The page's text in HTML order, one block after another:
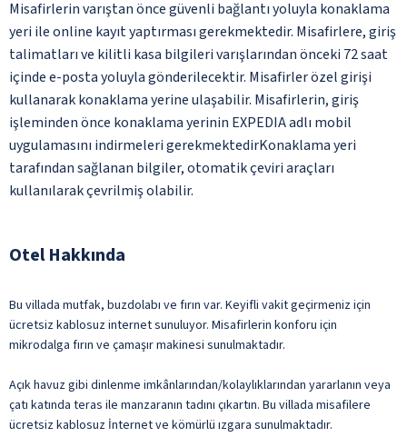
Misafirlerin varıştan önce güvenli bağlantı yoluyla konaklama
yeri ile online kayıt yaptırması gerekmektedir. Misafirlere, giriş
talimatları ve kilitli kasa bilgileri varışlarından önceki 72 saat
içinde e-posta yoluyla gönderilecektir. Misafirler özel girişi
kullanarak konaklama yerine ulaşabilir. Misafirlerin, giriş
işleminden önce konaklama yerinin EXPEDIA adlı mobil
uygulamasını indirmeleri gerekmektedirKonaklama yeri
tarafından sağlanan bilgiler, otomatik çeviri araçları
kullanılarak çevrilmiş olabilir.
Otel Hakkında
Bu villada mutfak, buzdolabı ve fırın var. Keyifli vakit geçirmeniz için
ücretsiz kablosuz internet sunuluyor. Misafirlerin konforu için
mikrodalga fırın ve çamaşır makinesi sunulmaktadır.
Açık havuz gibi dinlenme imkânlarından/kolaylıklarından yararlanın veya
çatı katında teras ile manzaranın tadını çıkartın. Bu villada misafilere
ücretsiz kablosuz İnternet ve kömürlü ızgara sunulmaktadır.